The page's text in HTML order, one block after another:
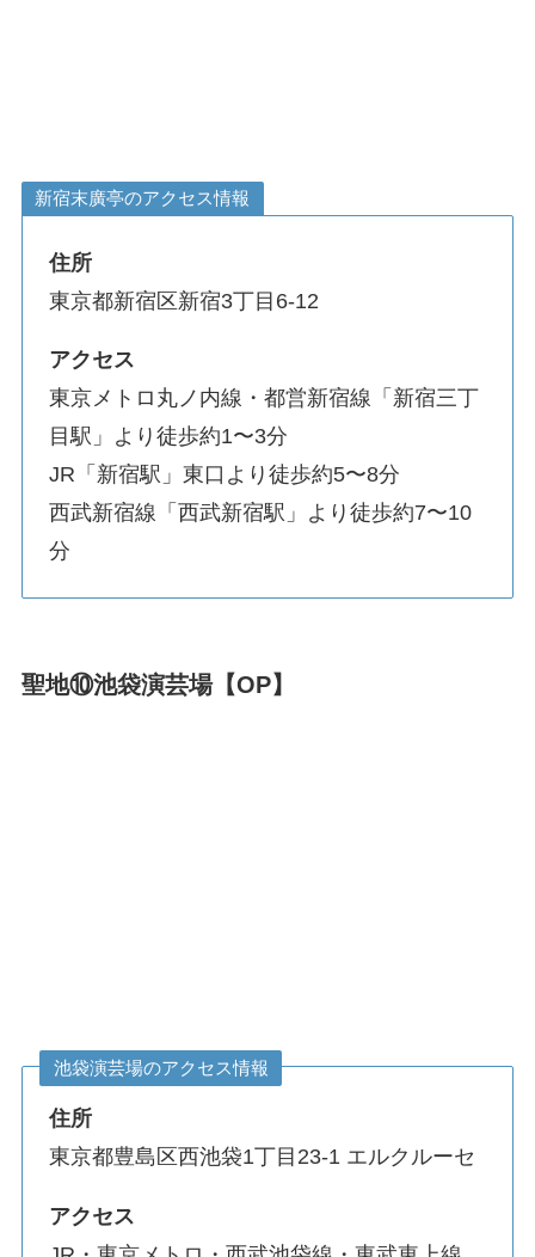
新宿末廣亭のアクセス情報
住所
東京都新宿区新宿3丁目6-12
アクセス
東京メトロ丸ノ内線・都営新宿線「新宿三丁
目駅」より徒歩約1〜3分
JR「新宿駅」東口より徒歩約5〜8分
西武新宿線「西武新宿駅」より徒歩約7〜10
分
聖地⑩池袋演芸場【OP】
池袋演芸場のアクセス情報
住所
東京都豊島区西池袋1丁目23-1 エルクルーセ
アクセス